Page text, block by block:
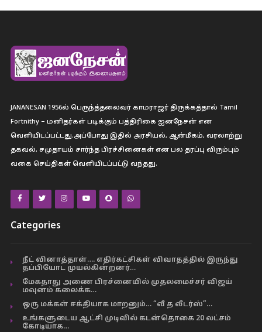
JANANESAN 1956ல் பெருந்த்தலைவர் காமராஜர் திருக்கத்தால் Tamil
Fortnithy – மனிதர்கள் படிக்கும் பத்திரிகை ஐனநேசன் என
வெளியிடப்பட்டது.அப்போது இதில் அரசியல், ஆன்மீகம், வரலாற்று
தகவல், சமுதாயம் சார்ந்த பிரச்சினைகள் என பல தரப்பு விரும்பும்
வகை செய்திகள் வெளியிடப்பட்டு வந்தது.
Categories
நீட் வினாத்தாள்…. எதிர்கட்சிகள் விவாதத்தில் இருந்து
தப்பியோட முயல்கின்றனர்…
மேகதாது அணை பிரச்னையில் முதலமைச்சர் விஜய்
மவுனம் கலைக்க…
ஒரு மக்கள் சக்தியாக மாறனும்… “வீ த லீடர்ஸ்”…
உங்களுடைய ஆட்சி முடிவில் கடன்தொகை 20 லட்சம்
கோடியாக…